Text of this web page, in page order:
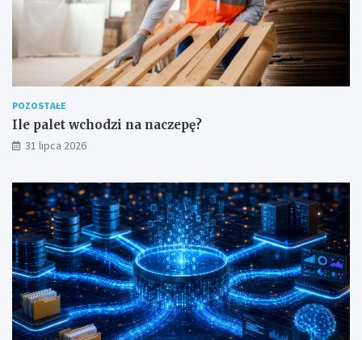
POZOSTAŁE
Ile palet wchodzi na naczepę?
31 lipca 2026